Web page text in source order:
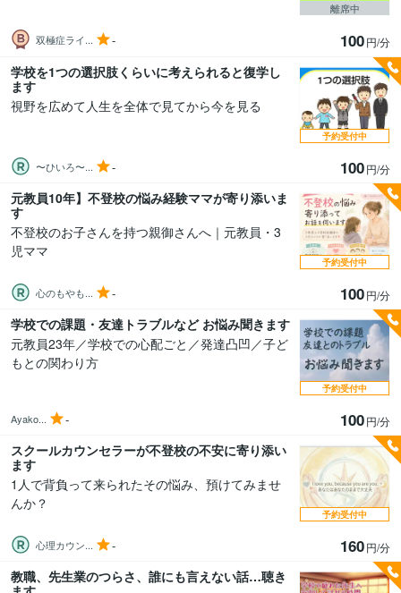
双極症ライ... - 100円/分
離席中
学校を1つの選択肢くらいに考えられると復学し
ます
視野を広めて人生を全体で見てから今を見る
〜ひいろ〜... - 100円/分
予約受付中
元教員10年】不登校の悩み経験ママが寄り添いま
す
不登校のお子さんを持つ親御さんへ｜元教員・3
児ママ
心のもやも... - 100円/分
予約受付中
学校での課題・友達トラブルなど お悩み聞きます
元教員23年／学校での心配ごと／発達凸凹／子ど
もとの関わり方
Ayako... - 100円/分
予約受付中
スクールカウンセラーが不登校の不安に寄り添い
ます
1人で背負って来られたその悩み、預けてみませ
んか？
心理カウン... - 160円/分
予約受付中
教職、先生業のつらさ、誰にも言えない話…聴き